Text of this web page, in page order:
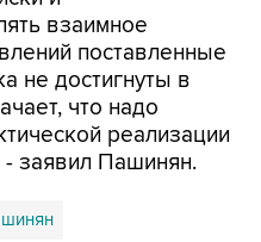
взаимное
поставленные
не достигнуты в
что надо
реализации
заявил Пашинян.